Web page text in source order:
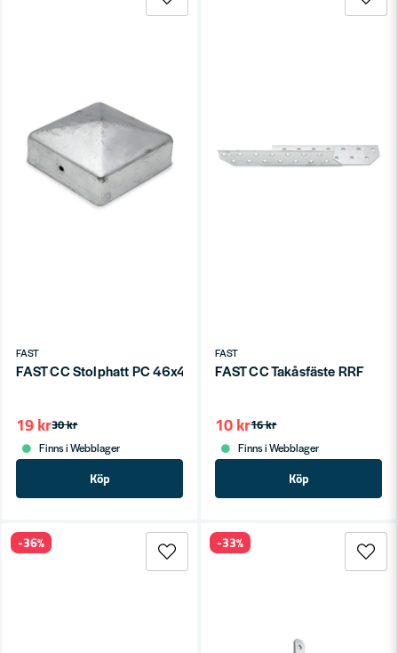
FAST
FAST CC Stolphatt PC 46x46
30 kr
19 kr
Finns i Webblager
Köp
FAST
FAST CC Takåsfäste RRF
16 kr
10 kr
Finns i Webblager
Köp
-36% -33%